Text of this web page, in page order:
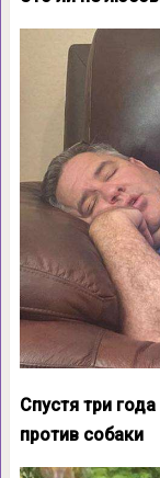
Спустя три
против собаки